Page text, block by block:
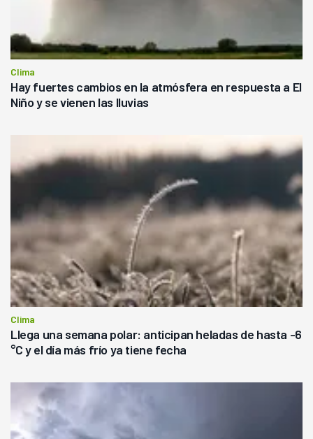
Clima
Hay fuertes cambios en la atmósfera en respuesta a El
Niño y se vienen las lluvias
Clima
Llega una semana polar: anticipan heladas de hasta -6
°C y el día más frío ya tiene fecha